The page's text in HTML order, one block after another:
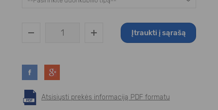
Įtraukti į sąrašą
Atsisiųsti prekės informaciją PDF formatu